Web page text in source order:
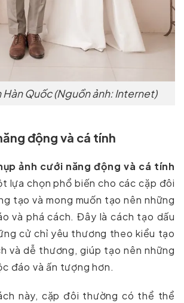
Hàn Quốc (Nguồn ảnh: Internet)
động và cá tính
ảnh cưới năng động và cá tính
lựa chọn phổ biến cho các cặp đôi
tạo và mong muốn tạo nên những
và phá cách. Đây là cách tạo dấu
cử chỉ yêu thương theo kiểu tạo
và dễ thương, giúp tạo nên những
đáo và ấn tượng hơn.
này, cặp đôi thường có thể thể